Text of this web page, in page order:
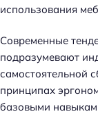
использования
Современные
подразумевают
самостоятельной
принципах
базовыми